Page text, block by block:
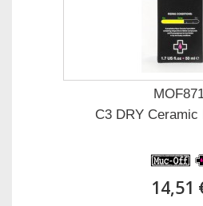
C3 DRY Ceramic
14,51